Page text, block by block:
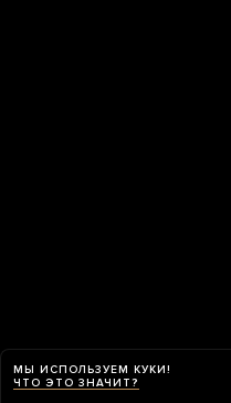
МЫ ИСПОЛЬЗУЕМ КУКИ!
ЧТО ЭТО ЗНАЧИТ?